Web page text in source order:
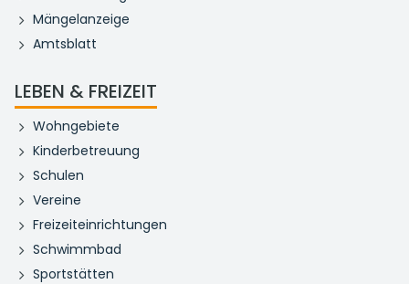
Mängelanzeige
Amtsblatt
LEBEN & FREIZEIT
Wohngebiete
Kinderbetreuung
Schulen
Vereine
Freizeiteinrichtungen
Schwimmbad
Sportstätten